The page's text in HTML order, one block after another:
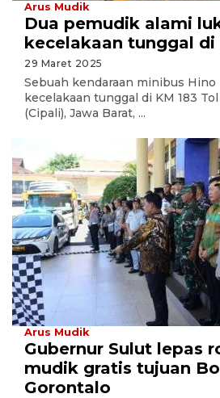
Arus Mudik
Dua pemudik alami
kecelakaan tunggal di
29 Maret 2025
Sebuah kendaraan minibus Hino
kecelakaan tunggal di KM 183
(Cipali), Jawa Barat, ...
Arus Mudik
Gubernur Sulut lepas
mudik gratis tujuan
Gorontalo